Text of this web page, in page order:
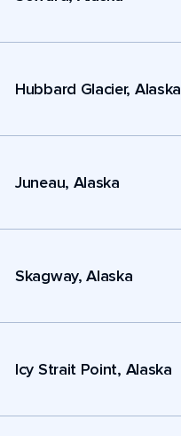
Hubbard Glacier, Alaska
Juneau, Alaska
Skagway, Alaska
Icy Strait Point, Alaska